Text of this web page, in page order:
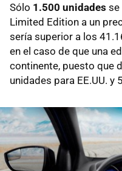
Sólo 1.500 unidades se
Limited Edition a un
sería superior a los
en el caso de que una
continente, puesto que
unidades para EE.UU. y